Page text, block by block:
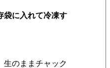
袋に入れて冷凍す
生のままチャック